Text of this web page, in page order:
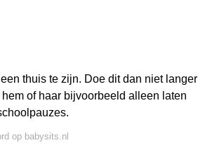
thuis te zijn. Doe dit dan niet langer
of haar bijvoorbeeld alleen laten
op babysits.nl